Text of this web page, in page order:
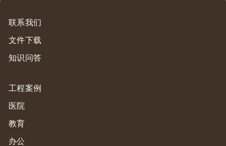
联系我们
文件下载
知识问答
工程案例
医院
教育
办公